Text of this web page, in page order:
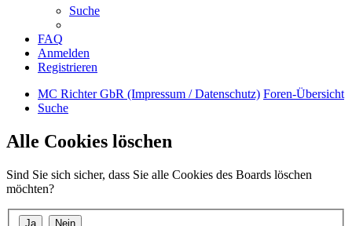
Suche
FAQ
Anmelden
Registrieren
MC Richter GbR (Impressum / Datenschutz) Foren-Übersicht
Suche
Alle Cookies löschen
Sind Sie sich sicher, dass Sie alle Cookies des Boards löschen
möchten?